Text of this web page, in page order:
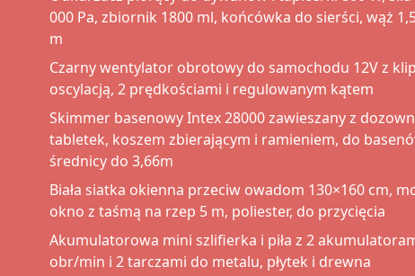
000 Pa, zbiornik 1800 ml, końcówka do sierści, wąż
m
Czarny wentylator obrotowy do samochodu 12V z
oscylacją, 2 prędkościami i regulowanym kątem
Skimmer basenowy Intex 28000 zawieszany z
tabletek, koszem zbierającym i ramieniem, do
średnicy do 3,66m
Biała siatka okienna przeciw owadom 130×160 cm,
okno z taśmą na rzep 5 m, poliester, do przycięcia
Akumulatorowa mini szlifierka i piła z 2
obr/min i 2 tarczami do metalu, płytek i drewna